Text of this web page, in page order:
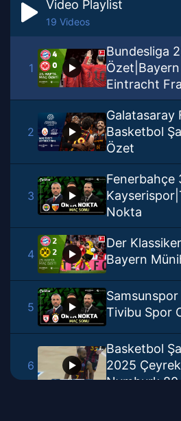
Video Playlist
19 Videos
1
Bundesliga
Eintracht
2
Galatasaray
Basketbol
Özet
3
Fenerbahçe
Nokta
4
Der
Bayern
5
Samsunspor
Tivibu Spor
6
Basketbol
2025
Nymburk